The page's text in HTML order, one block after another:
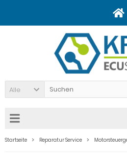
Alle
Startseite Reparatur Service